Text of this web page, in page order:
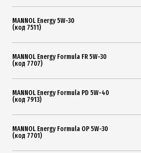
MANNOL Energy 5W-30
(код 7511)
MANNOL Energy Formula FR 5W-30
(код 7707)
MANNOL Energy Formula PD 5W-40
(код 7913)
MANNOL Energy Formula OP 5W-30
(код 7701)